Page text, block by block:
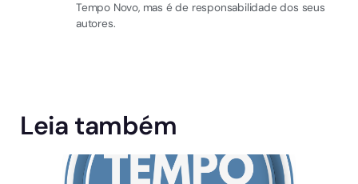
Tempo Novo, mas é de responsabilidade dos seus
autores.
Leia também